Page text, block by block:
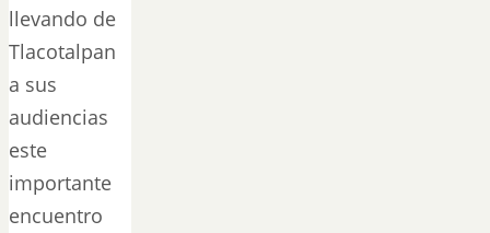
llevando de
Tlacotalpan
a sus
audiencias
este
importante
encuentro